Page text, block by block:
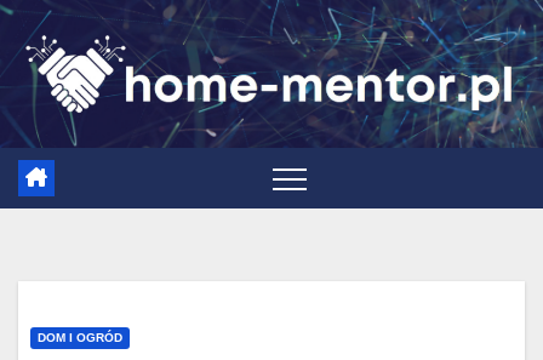
Skip
content
DOM I OGRÓD